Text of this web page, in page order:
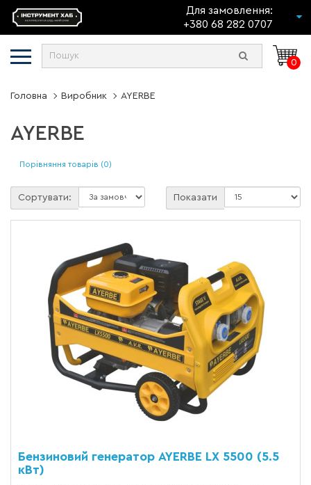
Для замовлення:
+380 68 282 0707
0
Головна Виробник AYERBE
AYERBE
Порівняння товарів (0)
Сортувати: Показати
Бензиновий генератор AYERBE LX 5500 (5.5
кВт)